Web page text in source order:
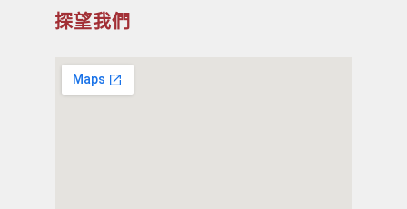
探望我們